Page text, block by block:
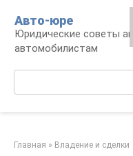
контенту
Авто-юре
Юридические советы
автомобилистам
Главная » Владение и сделки